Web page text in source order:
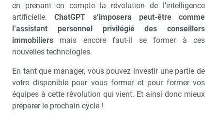
en prenant en compte la révolution de l’intelligence
artificielle.ChatGPT s’imposera peut-être comme
l’assistant personnel privilégié des conseillers
immobiliers mais encore faut-il se former à ces
nouvelles technologies.
En tant que manager, vous pouvez investir une partie de
votre disponible pour vous former et pour former vos
équipes à cette révolution qui vient. Et ainsi donc mieux
préparer le prochain cycle !